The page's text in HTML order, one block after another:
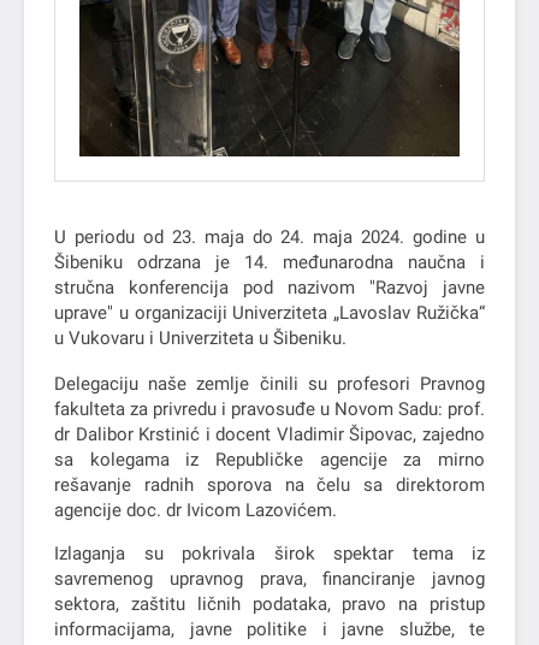
U periodu od 23. maja do 24. maja 2024. godine u
Šibeniku odrzana je 14. međunarodna naučna i
stručna konferencija pod nazivom "Razvoj javne
uprave" u organizaciji Univerziteta „Lavoslav Ružička“
u Vukovaru i Univerziteta u Šibeniku.
Delegaciju naše zemlje činili su profesori Pravnog
fakulteta za privredu i pravosuđe u Novom Sadu: prof.
dr Dalibor Krstinić i docent Vladimir Šipovac, zajedno
sa kolegama iz Republičke agencije za mirno
rešavanje radnih sporova na čelu sa direktorom
agencije doc. dr Ivicom Lazovićem.
Izlaganja su pokrivala širok spektar tema iz
savremenog upravnog prava, financiranje javnog
sektora, zaštitu ličnih podataka, pravo na pristup
informacijama, javne politike i javne službe, te